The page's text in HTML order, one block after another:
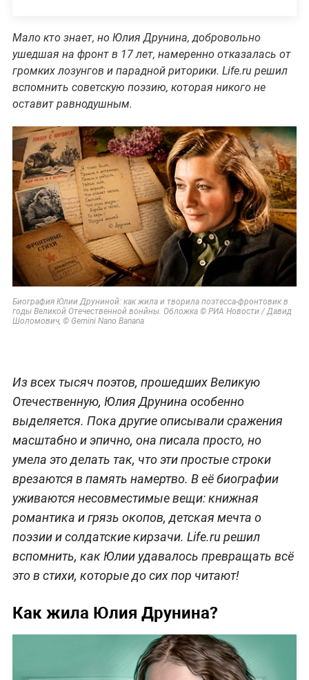
Мало кто знает, но Юлия Друнина, добровольно
ушедшая на фронт в 17 лет, намеренно отказалась от
громких лозунгов и парадной риторики. Life.ru решил
вспомнить советскую поэзию, которая никого не
оставит равнодушным.
Биография Юлии Друниной: как жила и творила поэтесса-фронтовик в
годы Великой Отечественной вонйны. Обложка © РИА Новости / Давид
Шоломович, © Gemini Nano Banana
Из всех тысяч поэтов, прошедших Великую
Отечественную, Юлия Друнина особенно
выделяется. Пока другие описывали сражения
масштабно и эпично, она писала просто, но
умела это делать так, что эти простые строки
врезаются в память намертво. В её биографии
уживаются несовместимые вещи: книжная
романтика и грязь окопов, детская мечта о
поэзии и солдатские кирзачи. Life.ru решил
вспомнить, как Юлии удавалось превращать всё
это в стихи, которые до сих пор читают!
Как жила Юлия Друнина?